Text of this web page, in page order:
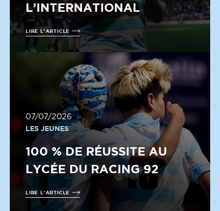
L’INTERNATIONAL
LIRE L'ARTICLE
07/07/2026
LES JEUNES
100 % DE RÉUSSITE AU
LYCÉE DU RACING 92
LIRE L'ARTICLE